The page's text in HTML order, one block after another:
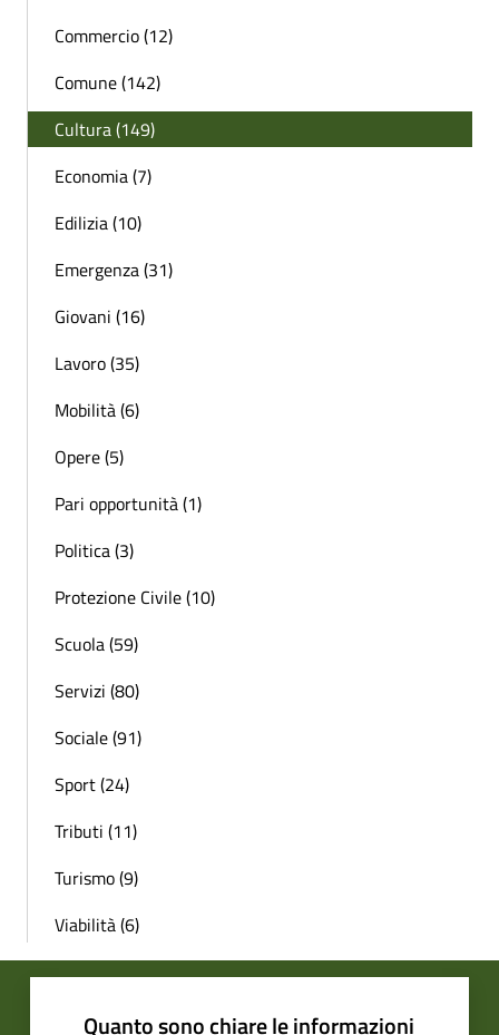
Commercio (12)
Comune (142)
Cultura (149)
Economia (7)
Edilizia (10)
Emergenza (31)
Giovani (16)
Lavoro (35)
Mobilità (6)
Opere (5)
Pari opportunità (1)
Politica (3)
Protezione Civile (10)
Scuola (59)
Servizi (80)
Sociale (91)
Sport (24)
Tributi (11)
Turismo (9)
Viabilità (6)
Quanto sono chiare le informazioni